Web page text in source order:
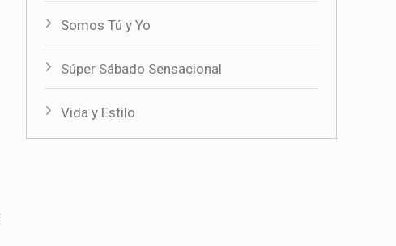
Somos Tú y Yo
Súper Sábado Sensacional
Vida y Estilo